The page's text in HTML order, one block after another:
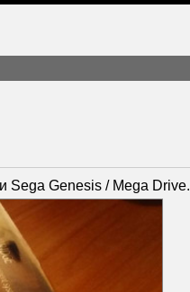
Sega Genesis / Mega Drive.